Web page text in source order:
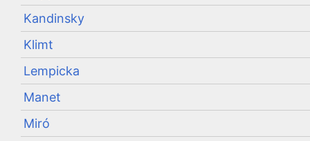
Kandinsky
Klimt
Lempicka
Manet
Miró